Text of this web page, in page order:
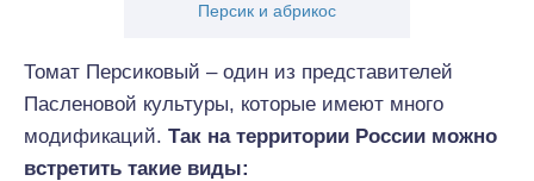
Персик и абрикос
Томат Персиковый – один из представителей
Пасленовой культуры, которые имеют много
модификаций. Так на территории России можно
встретить такие виды: